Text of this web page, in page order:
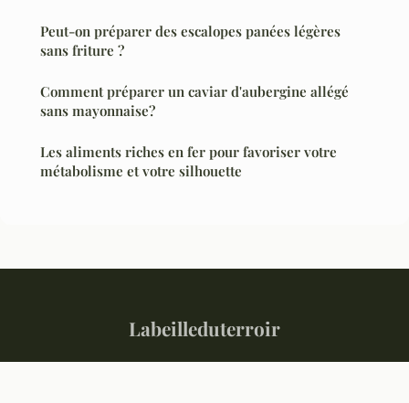
Peut-on préparer des escalopes panées légères
sans friture ?
Comment préparer un caviar d'aubergine allégé
sans mayonnaise?
Les aliments riches en fer pour favoriser votre
métabolisme et votre silhouette
Labeilleduterroir